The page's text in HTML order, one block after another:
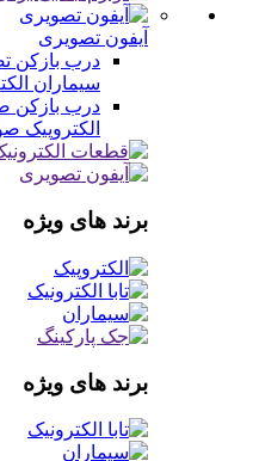
آیفون تصویری
درب بازکن
سیماران
درب بازکن
الکتروپیک
برند های ویژه
برند های ویژه